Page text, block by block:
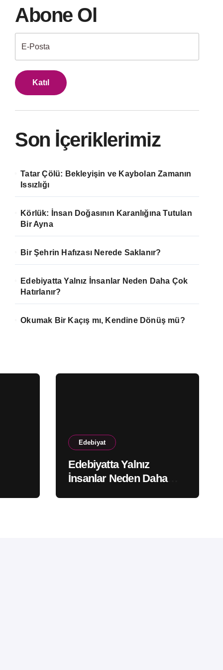
Abone Ol
Katıl
Son İçeriklerimiz
Tatar Çölü: Bekleyişin ve Kaybolan Zamanın
Issızlığı
Körlük: İnsan Doğasının Karanlığına Tutulan
Bir Ayna
Bir Şehrin Hafızası Nerede Saklanır?
Edebiyatta Yalnız İnsanlar Neden Daha Çok
Hatırlanır?
Okumak Bir Kaçış mı, Kendine Dönüş mü?
Edebiyat
Edebiyatta Yalnız
İnsanlar Neden Daha